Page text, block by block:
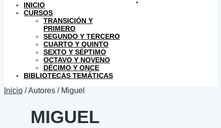
INICIO
CURSOS
TRANSICIÓN Y
PRIMERO
SEGUNDO Y TERCERO
CUARTO Y QUINTO
SEXTO Y SÉPTIMO
OCTAVO Y NOVENO
DÉCIMO Y ONCE
BIBLIOTECAS TEMÁTICAS
Inicio /Autores / Miguel
MIGUEL